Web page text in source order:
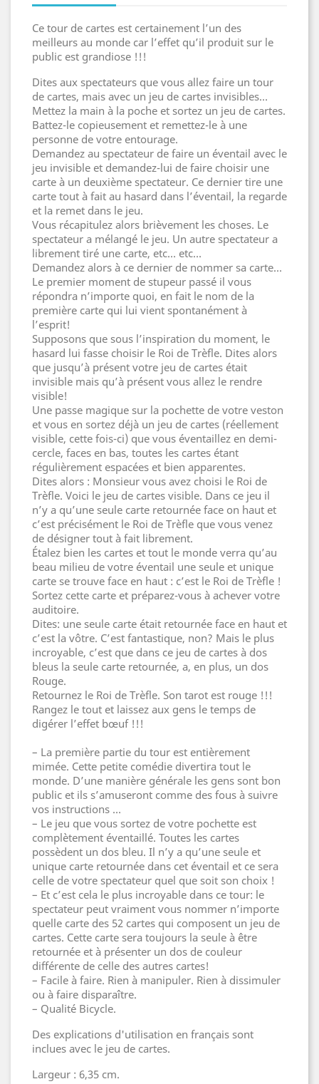
Ce tour de cartes est certainement l’un des
meilleurs au monde car l’effet qu’il produit sur le
public est grandiose !!!
Dites aux spectateurs que vous allez faire un tour
de cartes, mais avec un jeu de cartes invisibles…
Mettez la main à la poche et sortez un jeu de cartes.
Battez-le copieusement et remettez-le à une
personne de votre entourage.
Demandez au spectateur de faire un éventail avec le
jeu invisible et demandez-lui de faire choisir une
carte à un deuxième spectateur. Ce dernier tire une
carte tout à fait au hasard dans l’éventail, la regarde
et la remet dans le jeu.
Vous récapitulez alors brièvement les choses. Le
spectateur a mélangé le jeu. Un autre spectateur a
librement tiré une carte, etc… etc…
Demandez alors à ce dernier de nommer sa carte…
Le premier moment de stupeur passé il vous
répondra n’importe quoi, en fait le nom de la
première carte qui lui vient spontanément à
l’esprit!
Supposons que sous l’inspiration du moment, le
hasard lui fasse choisir le Roi de Trèfle. Dites alors
que jusqu’à présent votre jeu de cartes était
invisible mais qu’à présent vous allez le rendre
visible!
Une passe magique sur la pochette de votre veston
et vous en sortez déjà un jeu de cartes (réellement
visible, cette fois-ci) que vous éventaillez en demi-
cercle, faces en bas, toutes les cartes étant
régulièrement espacées et bien apparentes.
Dites alors : Monsieur vous avez choisi le Roi de
Trèfle. Voici le jeu de cartes visible. Dans ce jeu il
n’y a qu’une seule carte retournée face on haut et
c’est précisément le Roi de Trèfle que vous venez
de désigner tout à fait librement.
Étalez bien les cartes et tout le monde verra qu’au
beau milieu de votre éventail une seule et unique
carte se trouve face en haut : c’est le Roi de Trèfle !
Sortez cette carte et préparez-vous à achever votre
auditoire.
Dites: une seule carte était retournée face en haut et
c’est la vôtre. C’est fantastique, non? Mais le plus
incroyable, c’est que dans ce jeu de cartes à dos
bleus la seule carte retournée, a, en plus, un dos
Rouge.
Retournez le Roi de Trèfle. Son tarot est rouge !!!
Rangez le tout et laissez aux gens le temps de
digérer l’effet bœuf !!!
– La première partie du tour est entièrement
mimée. Cette petite comédie divertira tout le
monde. D’une manière générale les gens sont bon
public et ils s’amuseront comme des fous à suivre
vos instructions …
– Le jeu que vous sortez de votre pochette est
complètement éventaillé. Toutes les cartes
possèdent un dos bleu. Il n’y a qu’une seule et
unique carte retournée dans cet éventail et ce sera
celle de votre spectateur quel que soit son choix !
– Et c’est cela le plus incroyable dans ce tour: le
spectateur peut vraiment vous nommer n’importe
quelle carte des 52 cartes qui composent un jeu de
cartes. Cette carte sera toujours la seule à être
retournée et à présenter un dos de couleur
différente de celle des autres cartes!
– Facile à faire. Rien à manipuler. Rien à dissimuler
ou à faire disparaître.
– Qualité Bicycle.
Des explications d'utilisation en français sont
inclues avec le jeu de cartes.
Largeur : 6,35 cm.